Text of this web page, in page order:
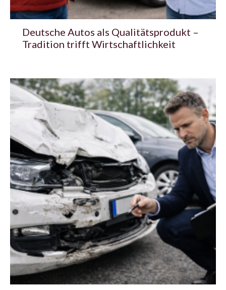
Deutsche Autos als Qualitätsprodukt –
Tradition trifft Wirtschaftlichkeit